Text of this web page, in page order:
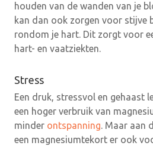
houden van de wanden van je
kan dan ook zorgen voor stijve
rondom je hart. Dit zorgt voor
hart- en vaatziekten.
Stress
Een druk, stressvol en gehaast
een hoger verbruik van
minder ontspanning. Maar aan
een magnesiumtekort er ook